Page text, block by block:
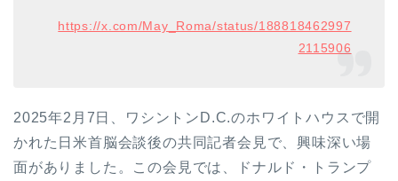
https://x.com/May_Roma/status/188818462997
2115906
2025年2月7日、ワシントンD.C.のホワイトハウスで開
かれた日米首脳会談後の共同記者会見で、興味深い場
面がありました。この会見では、ドナルド・トランプ